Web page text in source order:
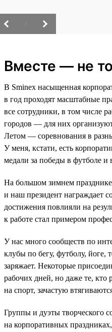
Вместе — не
В Sminex насыщенная
в год проходят масштабные
все сотрудники, в том числе
городов — для них
Летом — соревнования в
У меня, кстати, есть
медали за победы в футболе и
На большом зимнем
и наш президент награждает
достижения повлияли на
к работе стал примером
У нас много сообществ по
клубы по бегу, футболу, йоге,
заряжает. Некоторые
рабочих дней, но даже те, кто
на спорт, зачастую
Группы и дуэты творческого
на корпоративных